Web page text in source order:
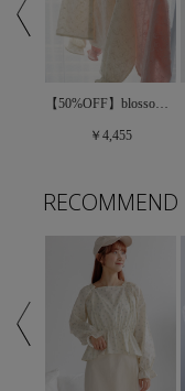
【50%OFF】blossom lace blouse～ﾌﾞﾛｯｻﾑﾚｰｽﾌﾞﾗｳｽ
￥4,455
RECOMMEND